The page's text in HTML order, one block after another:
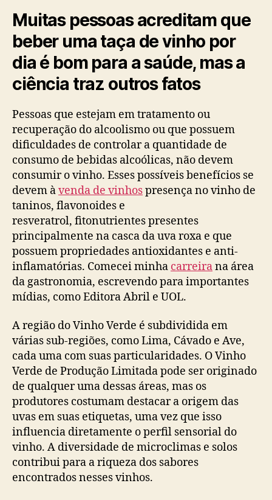
Muitas pessoas acreditam que
beber uma taça de vinho por
dia é bom para a saúde, mas a
ciência traz outros fatos
Pessoas que estejam em tratamento ou
recuperação do alcoolismo ou que possuem
dificuldades de controlar a quantidade de
consumo de bebidas alcoólicas, não devem
consumir o vinho. Esses possíveis benefícios se
devem àvenda de vinhospresença no vinho de
taninos, flavonoides e
resveratrol, fitonutrientes presentes
principalmente na casca da uva roxa e que
possuem propriedades antioxidantes e anti-
inflamatórias. Comecei minha carreirana área
da gastronomia, escrevendo para importantes
mídias, como Editora Abril e UOL.
A região do Vinho Verde é subdividida em
várias sub-regiões, como Lima, Cávado e Ave,
cada uma com suas particularidades. O Vinho
Verde de Produção Limitada pode ser originado
de qualquer uma dessas áreas, mas os
produtores costumam destacar a origem das
uvas em suas etiquetas, uma vez que isso
influencia diretamente o perfil sensorial do
vinho. A diversidade de microclimas e solos
contribui para a riqueza dos sabores
encontrados nesses vinhos.